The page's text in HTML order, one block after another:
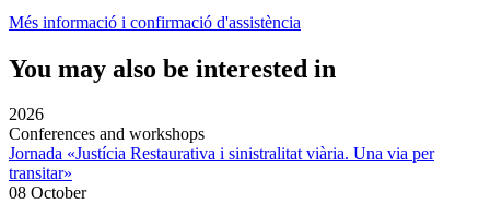
Més informació i confirmació d'assistència
You may also be interested in
2026
Conferences and workshops
Jornada «Justícia Restaurativa i sinistralitat viària. Una via per
transitar»
08 October